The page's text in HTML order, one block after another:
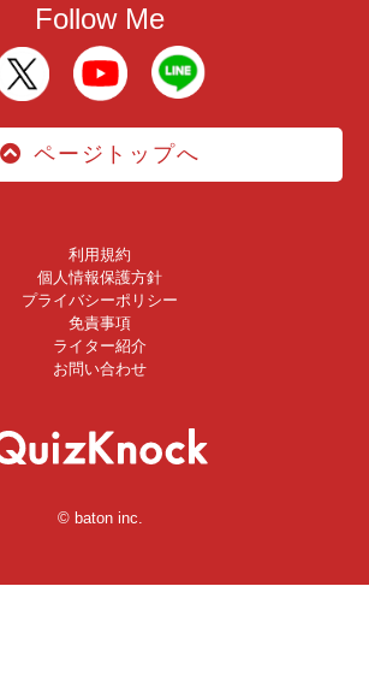
Follow Me
ページトップへ
利用規約
個人情報保護方針
プライバシーポリシー
免責事項
ライター紹介
お問い合わせ
© baton inc.